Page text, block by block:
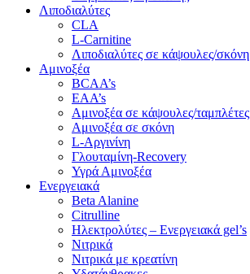
Λιποδιαλύτες
CLA
L-Carnitine
Λιποδιαλύτες σε κάψουλες/σκόνη
Αμινοξέα
BCAA’s
EAA’s
Αμινοξέα σε κάψουλες/ταμπλέτες
Αμινοξέα σε σκόνη
L-Αργινίνη
Γλουταμίνη-Recovery
Υγρά Αμινοξέα
Ενεργειακά
Beta Alanine
Citrulline
Ηλεκτρολύτες – Ενεργειακά gel’s
Νιτρικά
Νιτρικά με κρεατίνη